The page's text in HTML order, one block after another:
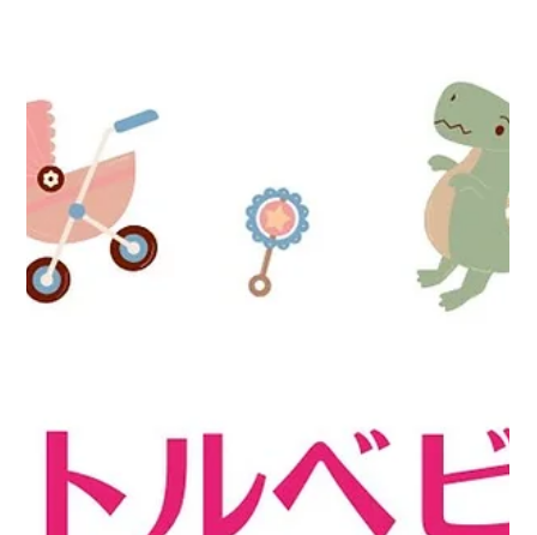
7月24日
pena
インスタライブ 2026.7.24 pena5周年
2026年７月24日 pena設立5周年